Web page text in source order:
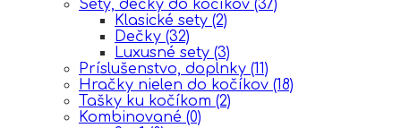
Sety, dečky do kočíkov (37)
Klasické sety (2)
Dečky (32)
Luxusné sety (3)
Príslušenstvo, doplnky (11)
Hračky nielen do kočíkov (18)
Tašky ku kočíkom (2)
Kombinované (0)